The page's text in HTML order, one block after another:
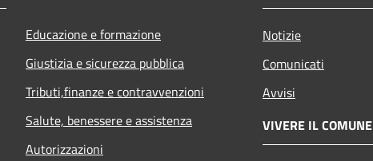
Educazione e formazione
Giustizia e sicurezza pubblica
Tributi,finanze e contravvenzioni
Salute, benessere e assistenza
Autorizzazioni
Notizie
Comunicati
Avvisi
VIVERE IL COMUNE